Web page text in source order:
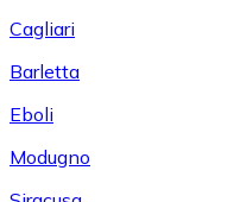
Cagliari
Barletta
Eboli
Modugno